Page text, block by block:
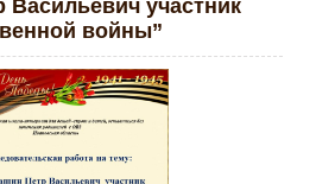
участник
войны”